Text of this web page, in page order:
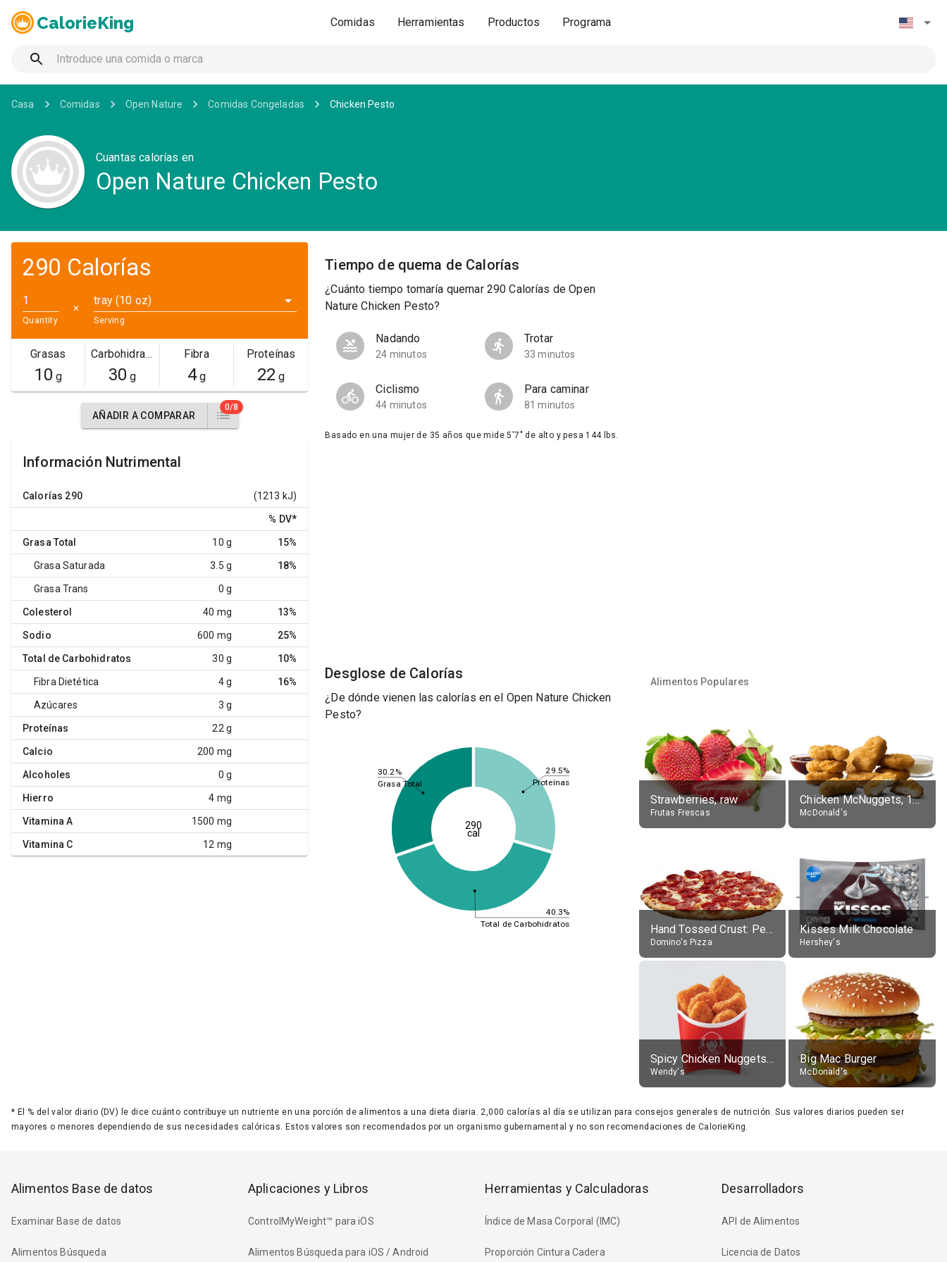
CalorieKing Comidas Herramientas Productos Programa
Casa Comidas Open Nature Comidas Congeladas Chicken Pesto
Cuantas calorías en
Open Nature Chicken Pesto
290 Calorías
Quantity
✕
tray (10 oz)
Serving
Grasas
10 g
Carbohidratos
30 g
Fibra
4g
Proteínas
22 g
AÑADIR A COMPARAR
0/8
Información Nutrimental
Calorías 290 (1213 kJ)
% DV*
Grasa Total 10 g 15%
Grasa Saturada 3.5 g 18%
Grasa Trans 0 g
Colesterol 40 mg 13%
Sodio 600 mg 25%
Total de Carbohidratos 30 g 10%
Fibra Dietética 4 g 16%
Azúcares 3 g
Proteínas 22 g
Calcio 200 mg
Alcoholes 0 g
Hierro 4 mg
Vitamina A 1500 mg
Vitamina C 12 mg
Tiempo de quema de Calorías
¿Cuánto tiempo tomaría quemar 290 Calorías de Open
Nature Chicken Pesto?
Nadando
24 minutos
Trotar
33 minutos
Ciclismo
44 minutos
Para caminar
81 minutos
Basado en una mujer de 35 años que mide 5'7" de alto y pesa 144 lbs.
Desglose de Calorías
¿De dónde vienen las calorías en el Open Nature Chicken
Pesto?
29.5%
40.3%
30.2%
Proteínas
Total de Carbohidratos
Grasa Total
290
cal
Alimentos Populares
Strawberries, raw
Frutas Frescas
Chicken McNuggets, 10 pieces, without sauce
McDonald's
Hand Tossed Crust: Pepperoni Pizza (Large 14")
Domino's Pizza
Kisses Milk Chocolate
Hershey's
Spicy Chicken Nuggets, without sauce
Wendy's
Big Mac Burger
McDonald's
* El % del valor diario (DV) le dice cuánto contribuye un nutriente en una porción de alimentos a una dieta diaria. 2,000 calorías al día se utilizan para consejos generales de nutrición. Sus valores diarios pueden ser
mayores o menores dependiendo de sus necesidades calóricas. Estos valores son recomendados por un organismo gubernamental y no son recomendaciones de CalorieKing.
Alimentos Base de datos
Examinar Base de datos
Alimentos Búsqueda
Aplicaciones y Libros
ControlMyWeight™ para iOS
Alimentos Búsqueda para iOS / Android
Herramientas y Calculadoras
Índice de Masa Corporal (IMC)
Proporción Cintura Cadera
Desarrolladors
API de Alimentos
Licencia de Datos